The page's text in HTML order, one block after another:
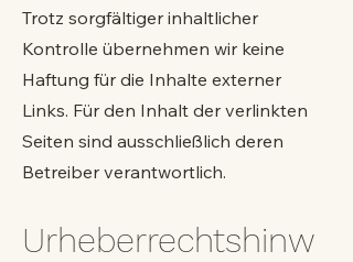
Trotz sorgfältiger inhaltlicher
Kontrolle übernehmen wir keine
Haftung für die Inhalte externer
Links. Für den Inhalt der verlinkten
Seiten sind ausschließlich deren
Betreiber verantwortlich.
Urheberrechtshinw